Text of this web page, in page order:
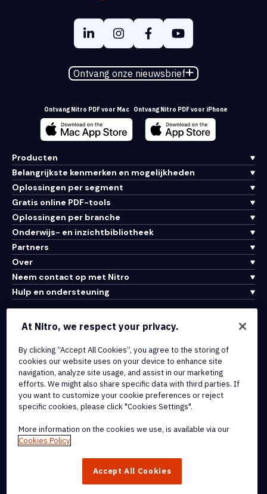
Ontvang onze nieuwsbrief
Ontvang Nitro PDF voor Mac Ontvang Nitro PDF voor iPhone
Producten
Belangrijkste kenmerken en mogelijkheden
Oplossingen per segment
Gratis online PDF-tools
Oplossingen per branche
Onderwijs- en inzichtbibliotheek
Partners
Over
Neem contact op met Nitro
Hulp en ondersteuning
Integraties en API-connectiviteit
Cookiebeleid
Copyrightbeleid
Alle voorwaarden en beleidsmaatregelen
© 2026 Nitro Software, Inc. Inc. Alle rechten voorbehouden.
Nitro, het Nitro-logo, Nitro Productivity Platform, Nitro PDF Pro, Nitro
dochterondernemingen in de Verenigde Staten en/of andere
At Nitro, we respect your privacy.
By clicking “Accept All Cookies”, you agree to the storing of
cookies our website uses on your device to enhance site
navigation, analyze site usage, and assist in our marketing
efforts. We might also share specific data with third parties. If
you want to customize your cookie preferences or reject
specific cookies, please click "Cookies Settings".
More information on the cookies we use, is available via our
Cookies Policy
Accept All Cookies